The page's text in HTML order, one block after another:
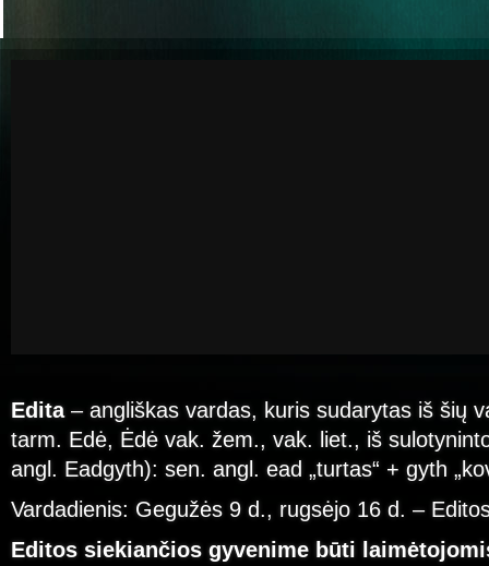
Edita– angliškas vardas, kuris sudarytas iš šių
tarm. Edė, Ėdė vak. žem., vak. liet., iš
angl. Eadgyth): sen. angl. ead „turtas“ + gyth
Vardadienis: Gegužės 9 d., rugsėjo 16 d. –
Editos siekiančios gyvenime būti